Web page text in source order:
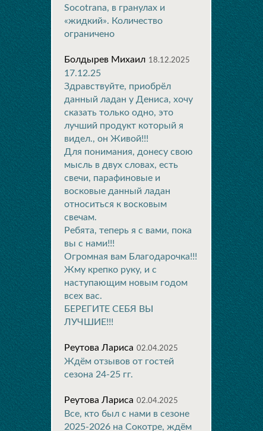
Socotrana, в гранулах и
«жидкий». Количество
ограничено
Болдырев Михаил 18.12.2025
17.12.25
Здравствуйте, приобрёл
данный ладан у Дениса, хочу
сказать только одно, это
лучший продукт который я
видел., он Живой!!!
Для понимания, донесу свою
мысль в двух словах, есть
свечи, парафиновые и
восковые данный ладан
относиться к восковым
свечам.
Ребята, теперь я с вами, пока
вы с нами!!!
Огромная вам Благодарочка!!!
Жму крепко руку, и с
наступающим новым годом
всех вас.
БЕРЕГИТЕ СЕБЯ ВЫ
ЛУЧШИЕ!!!
Реутова Лариса 02.04.2025
Ждём отзывов от гостей
сезона 24-25 гг.
Реутова Лариса 02.04.2025
Все, кто был с нами в сезоне
2025-2026 на Сокотре, ждём